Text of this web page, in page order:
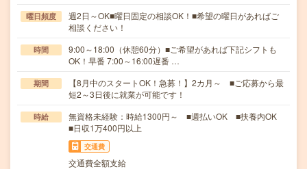
曜日頻度
週2日～OK■曜日固定の相談OK！■希望の曜日があればご
相談ください！
時間
9:00～18:00（休憩60分）■ご希望があれば下記シフトも
OK！早番 7:00～16:00遅番 …
期間
【8月中のスタートOK！急募！】2カ月～ ■ご応募から最
短2～3日後に就業が可能です！
時給
無資格未経験：時給1300円～ ■週払いOK ■扶養内OK
■日収1万400円以上
交通費
交通費全額支給